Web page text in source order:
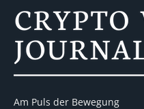
Am Puls der Bewegung